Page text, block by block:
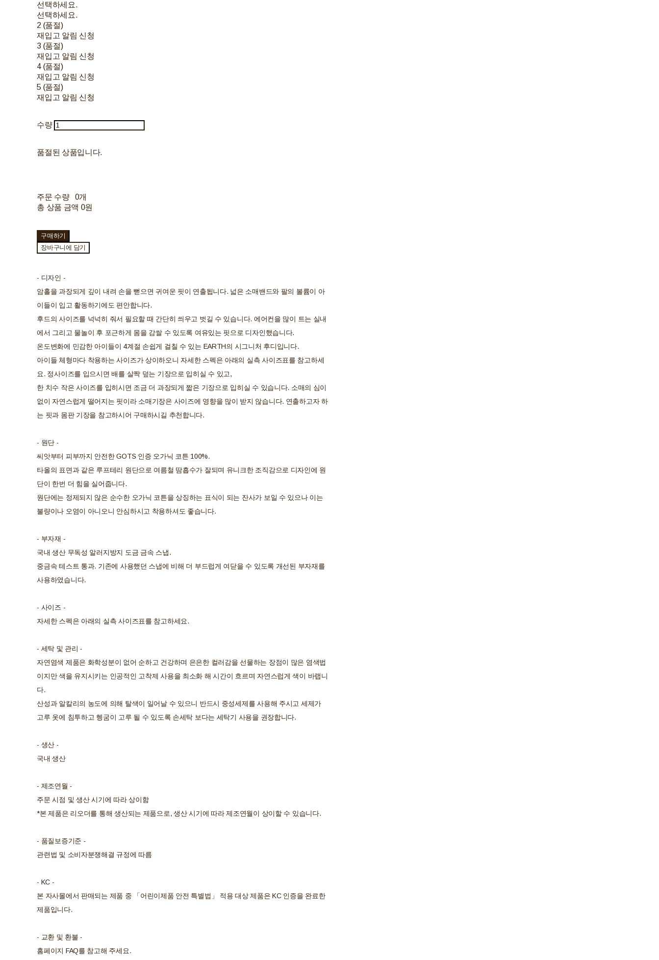
선택하세요.
선택하세요.
2 (품절)
재입고 알림 신청
3 (품절)
재입고 알림 신청
4 (품절)
재입고 알림 신청
5 (품절)
재입고 알림 신청
수량
품절된 상품입니다.
주문 수량
0개
총 상품 금액 0원
구매하기
장바구니에 담기
- 디자인 -
암홀을 과장되게 깊이 내려 손을 뻗으면 귀여운 핏이 연출됩니다. 넓은 소매밴드와 팔의 볼륨이 아
이들이 입고 활동하기에도 편안합니다.
후드의 사이즈를 넉넉히 줘서 필요할 때 간단히 씌우고 벗길 수 있습니다. 에어컨을 많이 트는 실내
에서 그리고 물놀이 후 포근하게 몸을 감쌀 수 있도록 여유있는 핏으로 디자인했습니다.
온도변화에 민감한 아이들이 4계절 손쉽게 걸칠 수 있는 EARTH의 시그니처 후디입니다.
아이들 체형마다 착용하는 사이즈가 상이하오니 자세한 스펙은 아래의 실측 사이즈표를 참고하세
요. 정사이즈를 입으시면 배를 살짝 덮는 기장으로 입히실 수 있고,
한 치수 작은 사이즈를 입히시면 조금 더 과장되게 짧은 기장으로 입히실 수 있습니다. 소매의 심이
없이 자연스럽게 떨어지는 핏이라 소매기장은 사이즈에 영향을 많이 받지 않습니다. 연출하고자 하
는 핏과 몸판 기장을 참고하시어 구매하시길 추천합니다.
- 원단 -
씨앗부터 피부까지 안전한 GOTS 인증 오가닉 코튼 100%.
타올의 표면과 같은 루프테리 원단으로 여름철 땀흡수가 잘되며 유니크한 조직감으로 디자인에 원
단이 한번 더 힘을 실어줍니다.
원단에는 정제되지 않은 순수한 오가닉 코튼을 상징하는 표식이 되는 잔사가 보일 수 있으나 이는
불량이나 오염이 아니오니 안심하시고 착용하셔도 좋습니다.
- 부자재 -
국내 생산 무독성 알러지방지 도금 금속 스냅.
중금속 테스트 통과. 기존에 사용했던 스냅에 비해 더 부드럽게 여닫을 수 있도록 개선된 부자재를
사용하였습니다.
- 사이즈 -
자세한 스펙은 아래의 실측 사이즈표를 참고하세요.
- 세탁 및 관리 -
자연염색 제품은 화학성분이 없어 순하고 건강하며 은은한 컬러감을 선물하는 장점이 많은 염색법
이지만 색을 유지시키는 인공적인 고착제 사용을 최소화 해 시간이 흐르며 자연스럽게 색이 바랩니
다.
산성과 알칼리의 농도에 의해 탈색이 일어날 수 있으니 반드시 중성세제를 사용해 주시고 세제가
고루 옷에 침투하고 헹굼이 고루 될 수 있도록 손세탁 보다는 세탁기 사용을 권장합니다.
- 생산 -
국내 생산
- 제조연월 -
주문 시점 및 생산 시기에 따라 상이함
*본 제품은 리오더를 통해 생산되는 제품으로, 생산 시기에 따라 제조연월이 상이할 수 있습니다.
- 품질보증기준 -
관련법 및 소비자분쟁해결 규정에 따름
- KC -
본 자사몰에서 판매되는 제품 중 「어린이제품 안전 특별법」 적용 대상 제품은 KC 인증을 완료한
제품입니다.
- 교환 및 환불 -
홈페이지 FAQ를 참고해 주세요.